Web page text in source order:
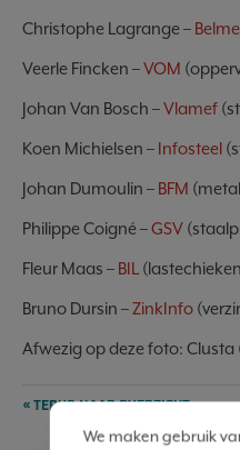
Christophe Lagrange –
Veerle Fincken –VOM
Johan Van Bosch –Vlamef
Koen Michielsen – Infosteel
Johan Dumoulin – BFM
Philippe Coigné –GSV
Fleur Maas – BIL
Bruno Dursin –ZinkInfo
Afwezig op deze foto: Clusta
« TERUG NAAR OVERZICHT
We maken gebruik